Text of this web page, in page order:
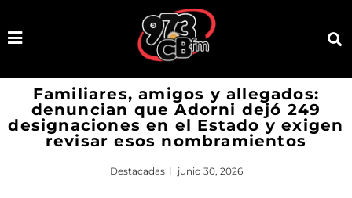
Familiares, amigos y allegados:
denuncian que Adorni dejó 249
designaciones en el Estado y exigen
revisar esos nombramientos
Destacadas junio 30, 2026